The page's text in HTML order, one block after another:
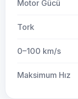
Motor Gücü
Tork
0–100 km/s
Maksimum Hız